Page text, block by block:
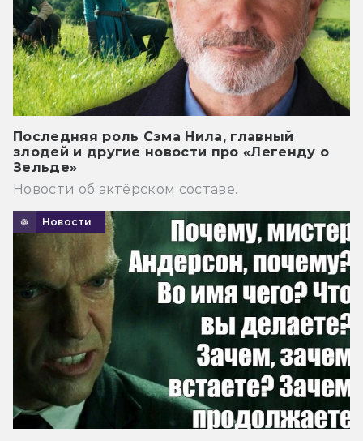
Последняя роль Сэма Нила, главный
злодей и другие новости про «Легенду о
Зельде»
Новости об актёрском составе.
Новости